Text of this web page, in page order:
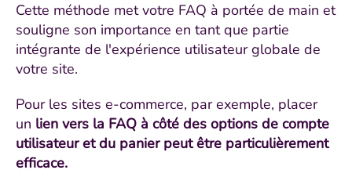
Cette méthode met votre FAQ à portée de main et
souligne son importance en tant que partie
intégrante de l'expérience utilisateur globale de
votre site.
Pour les sites e-commerce, par exemple, placer
un lien vers la FAQ à côté des options de compte
utilisateur et du panier peut être particulièrement
efficace.